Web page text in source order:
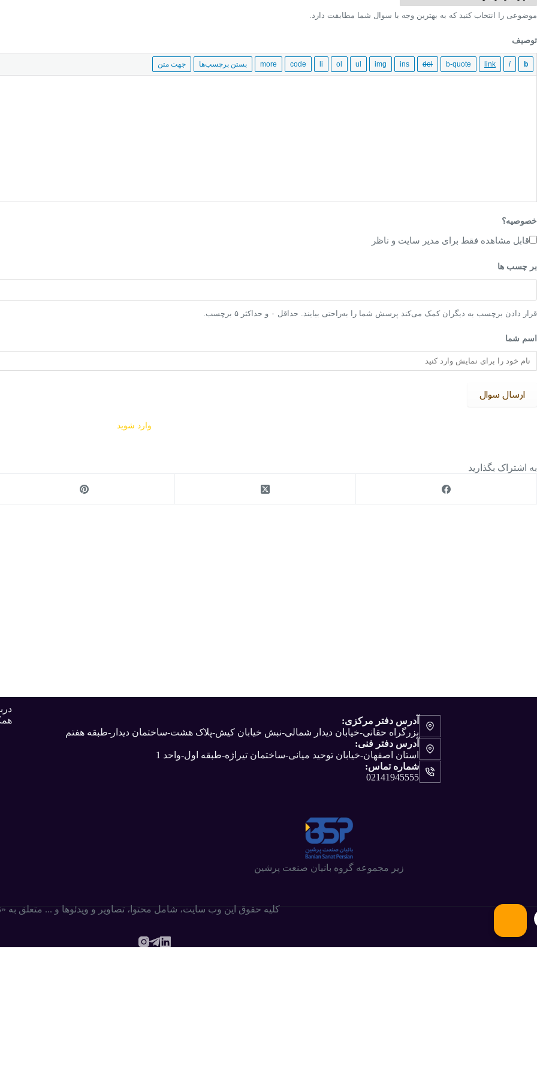
موضوعی را انتخاب کنید که به بهترین وجه با سوال شما مطابقت دارد.
توصیف
خصوصیه؟
قابل مشاهده فقط برای مدیر سایت و ناظر
بر چسب ها
قرار دادن برچسب به دیگران کمک می‌کند پرسش شما را به‌راحتی بیایند. حداقل ۰ و حداکثر ۵ برچسب.
اسم شما
ارسال سوال
وارد شوید
به اشتراک بگذارید
آدرس دفتر مرکزی:
بزرگراه حقانی-خیابان دیدار شمالی-نبش خیابان کیش-پلاک هشت-ساختمان دیدار-طبقه هفتم
آدرس دفتر فنی:
استان اصفهان-خیابان توحید میانی-ساختمان تیراژه-طبقه اول-واحد 1
شماره تماس:
02141945555
زیر مجموعه گروه بانیان صنعت پرشین
کلیه حقوق این وب سایت،‌ شامل محتوا، تصاویر و ویدئوها و ... متعلق به